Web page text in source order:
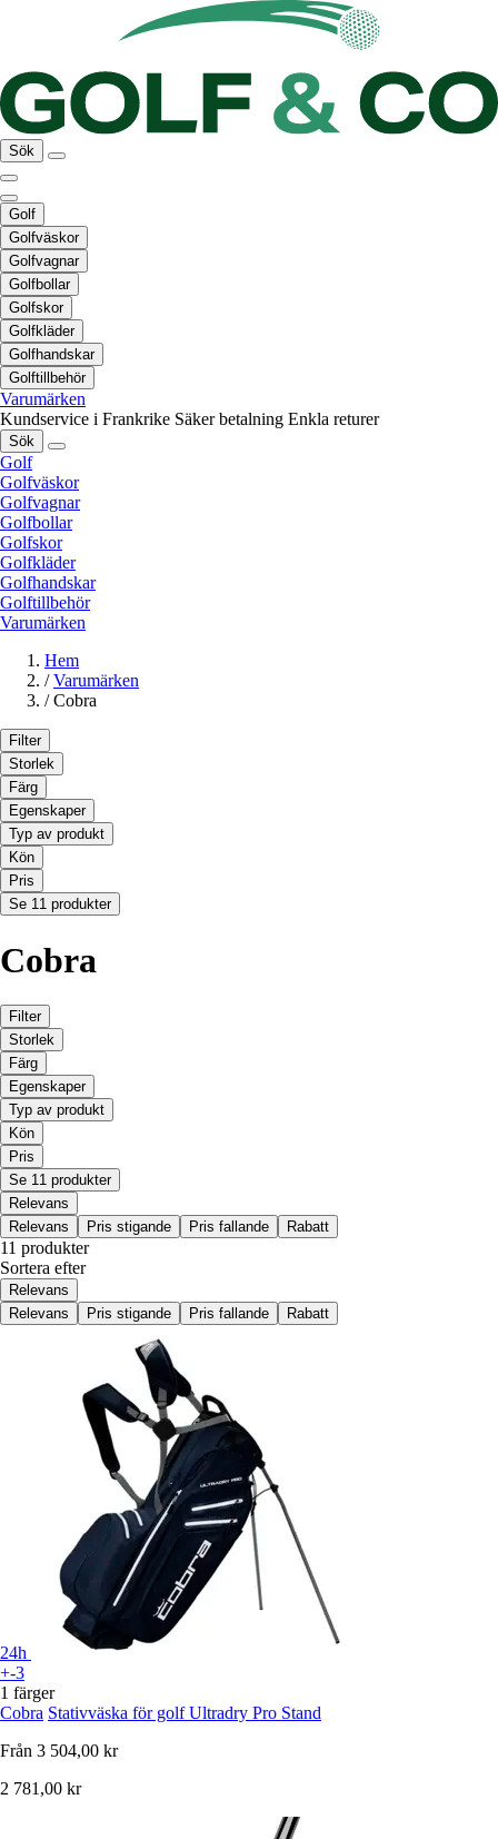
Sök
Golf
Golfväskor
Golfvagnar
Golfbollar
Golfskor
Golfkläder
Golfhandskar
Golftillbehör
Varumärken
Kundservice i Frankrike Säker betalning Enkla returer
Sök
Golf
Golfväskor
Golfvagnar
Golfbollar
Golfskor
Golfkläder
Golfhandskar
Golftillbehör
Varumärken
Hem
/ Varumärken
/ Cobra
Filter
Storlek
Färg
Egenskaper
Typ av produkt
Kön
Pris
Se 11 produkter
Cobra
Filter
Storlek
Färg
Egenskaper
Typ av produkt
Kön
Pris
Se 11 produkter
Relevans
Relevans
Pris stigande Pris fallande Rabatt
11 produkter
Sortera efter
Relevans
Relevans
Pris stigande Pris fallande Rabatt
24h
+-3
1 färger
Cobra Stativväska för golf Ultradry Pro Stand
Från 3 504,00 kr
2 781,00 kr